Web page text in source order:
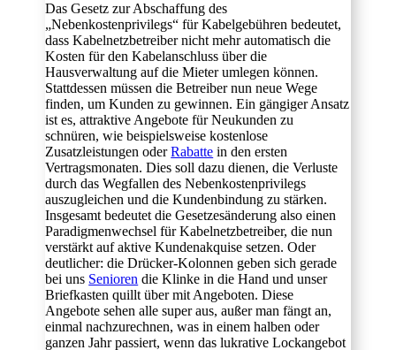
Das Gesetz zur Abschaffung des
„Nebenkostenprivilegs“ für Kabelgebühren bedeutet,
dass Kabelnetzbetreiber nicht mehr automatisch die
Kosten für den Kabelanschluss über die
Hausverwaltung auf die Mieter umlegen können.
Stattdessen müssen die Betreiber nun neue Wege
finden, um Kunden zu gewinnen. Ein gängiger Ansatz
ist es, attraktive Angebote für Neukunden zu
schnüren, wie beispielsweise kostenlose
Zusatzleistungen oderRabatte in den ersten
Vertragsmonaten. Dies soll dazu dienen, die Verluste
durch das Wegfallen des Nebenkostenprivilegs
auszugleichen und die Kundenbindung zu stärken.
Insgesamt bedeutet die Gesetzesänderung also einen
Paradigmenwechsel für Kabelnetzbetreiber, die nun
verstärkt auf aktive Kundenakquise setzen. Oder
deutlicher: die Drücker-Kolonnen geben sich gerade
bei uns Senioren die Klinke in die Hand und unser
Briefkasten quillt über mit Angeboten. Diese
Angebote sehen alle super aus, außer man fängt an,
einmal nachzurechnen, was in einem halben oder
ganzen Jahr passiert, wenn das lukrative Lockangebot